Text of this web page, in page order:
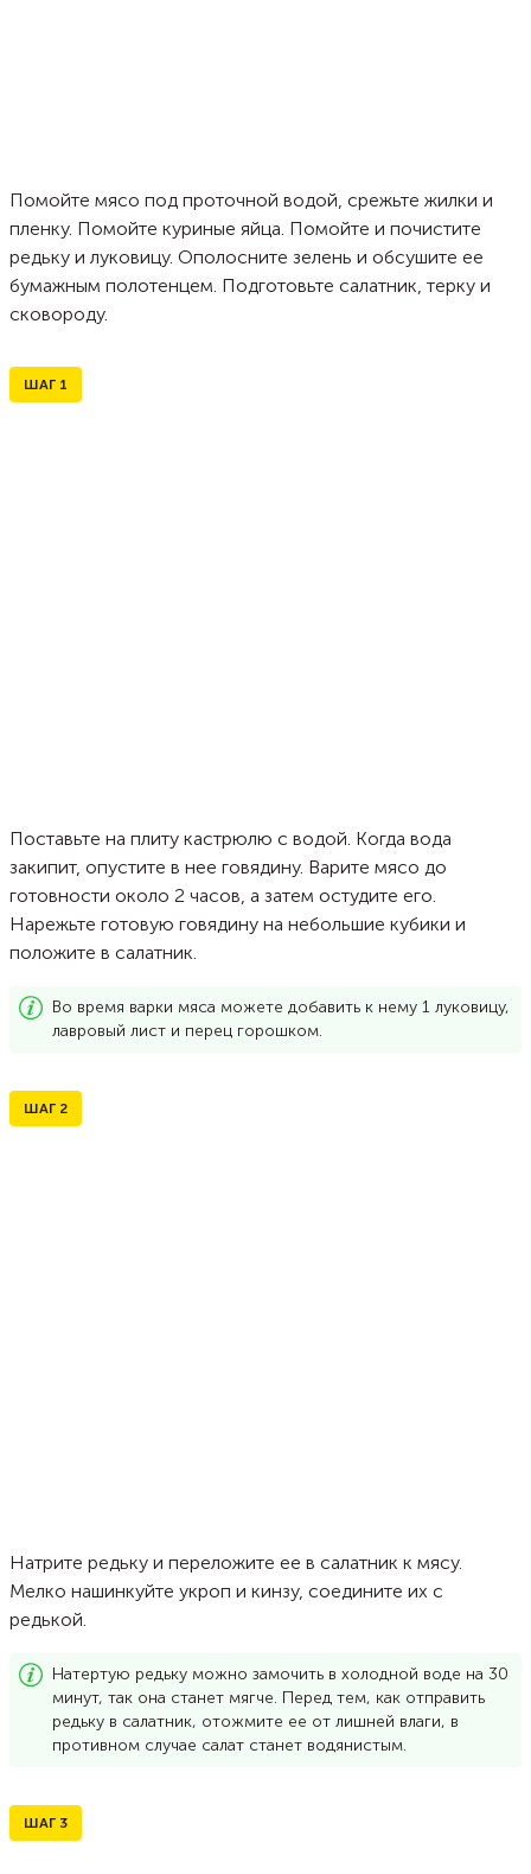
Помойте мясо под проточной водой, срежьте жилки и
пленку. Помойте куриные яйца. Помойте и почистите
редьку и луковицу. Ополосните зелень и обсушите ее
бумажным полотенцем. Подготовьте салатник, терку и
сковороду.
ШАГ 1
Поставьте на плиту кастрюлю с водой. Когда вода
закипит, опустите в нее говядину. Варите мясо до
готовности около 2 часов, а затем остудите его.
Нарежьте готовую говядину на небольшие кубики и
положите в салатник.
Во время варки мяса можете добавить к нему 1 луковицу,
лавровый лист и перец горошком.
ШАГ 2
Натрите редьку и переложите ее в салатник к мясу.
Мелко нашинкуйте укроп и кинзу, соедините их с
редькой.
Натертую редьку можно замочить в холодной воде на 30
минут, так она станет мягче. Перед тем, как отправить
редьку в салатник, отожмите ее от лишней влаги, в
противном случае салат станет водянистым.
ШАГ 3